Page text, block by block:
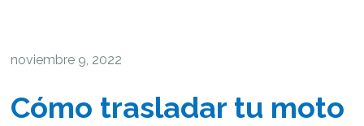
noviembre 9, 2022
Cómo trasladar tu moto